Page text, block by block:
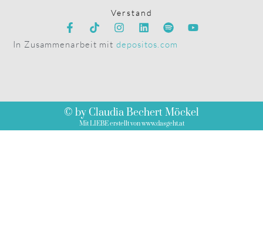
Verstand
In Zusammenarbeit mit depositos.com
© by Claudia Bechert Möckel
Mit LIEBE erstellt von www.dasgeht.at